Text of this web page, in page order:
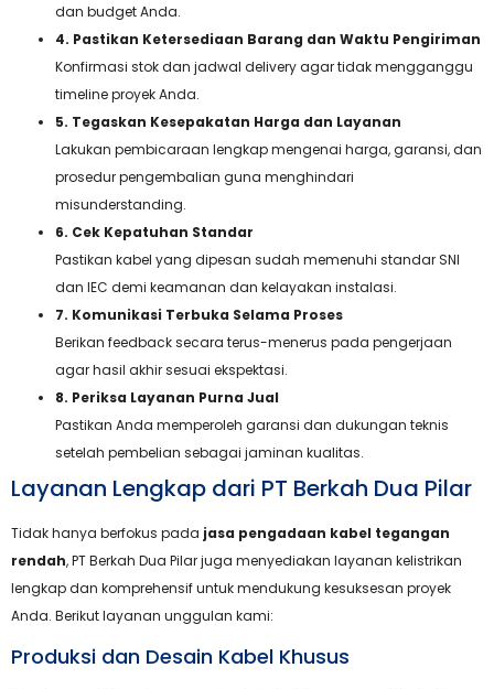
dan budget Anda.
4. Pastikan Ketersediaan Barang dan Waktu Pengiriman
Konfirmasi stok dan jadwal delivery agar tidak mengganggu
timeline proyek Anda.
5. Tegaskan Kesepakatan Harga dan Layanan
Lakukan pembicaraan lengkap mengenai harga, garansi, dan
prosedur pengembalian guna menghindari
misunderstanding.
6. Cek Kepatuhan Standar
Pastikan kabel yang dipesan sudah memenuhi standar SNI
dan IEC demi keamanan dan kelayakan instalasi.
7. Komunikasi Terbuka Selama Proses
Berikan feedback secara terus-menerus pada pengerjaan
agar hasil akhir sesuai ekspektasi.
8. Periksa Layanan Purna Jual
Pastikan Anda memperoleh garansi dan dukungan teknis
setelah pembelian sebagai jaminan kualitas.
Layanan Lengkap dari PT Berkah Dua Pilar
Tidak hanya berfokus pada jasa pengadaan kabel tegangan
rendah, PT Berkah Dua Pilar juga menyediakan layanan kelistrikan
lengkap dan komprehensif untuk mendukung kesuksesan proyek
Anda. Berikut layanan unggulan kami:
Produksi dan Desain Kabel Khusus